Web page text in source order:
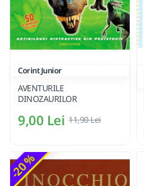
Corint Junior
AVENTURILE
DINOZAURILOR
9,00 Lei 11,90 Lei
-20 %